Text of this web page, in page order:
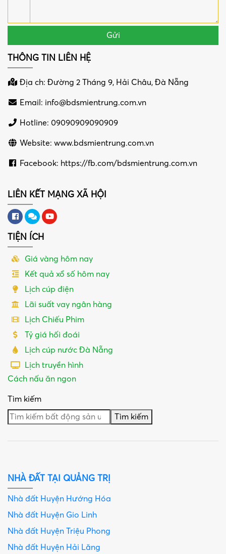
THÔNG TIN LIÊN HỆ
Địa ch: Đường 2 Tháng 9, Hải Châu, Đà Nẵng
Email: info@bdsmientrung.com.vn
Hotline: 09090909090909
Website: www.bdsmientrung.com.vn
Facebook: https://fb.com/bdsmientrung.com.vn
LIÊN KẾT MẠNG XÃ HỘI
TIỆN ÍCH
Giá vàng hôm nay
Kết quả xổ số hôm nay
Lịch cúp điện
Lãi suất vay ngân hàng
Lịch Chiếu Phim
Tỷ giá hối đoái
Lịch cúp nước Đà Nẵng
Lịch truyền hình
Cách nấu ăn ngon
Tìm kiếm
Tìm kiếm
NHÀ ĐẤT TẠI QUẢNG TRỊ
Nhà đất Huyện Hướng Hóa
Nhà đất Huyện Gio Linh
Nhà đất Huyện Triệu Phong
Nhà đất Huyện Hải Lăng